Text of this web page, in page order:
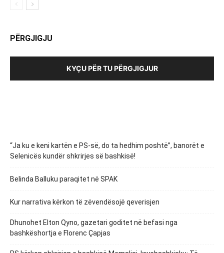
PËRGJIGJU
KYÇU PËR TU PËRGJIGJUR
“Ja ku e keni kartën e PS-së, do ta hedhim poshtë”, banorët e
Selenicës kundër shkrirjes së bashkisë!
Belinda Balluku paraqitet në SPAK
Kur narrativa kërkon të zëvendësojë qeverisjen
Dhunohet Elton Qyno, gazetari goditet në befasi nga
bashkëshortja e Florenc Çapjas